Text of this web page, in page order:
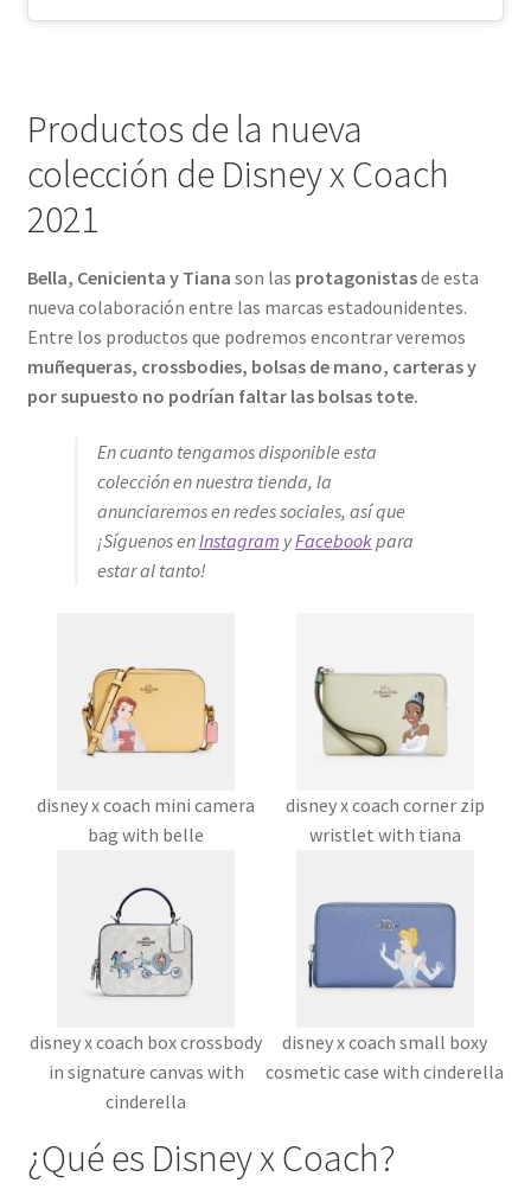
Productos de la nueva
colección de Disney x Coach
2021
Bella, Cenicienta y Tiana son las protagonistasde esta
nueva colaboración entre las marcas estadounidentes.
Entre los productos que podremos encontrar veremos
muñequeras, crossbodies, bolsas de mano, carteras y
por supuesto no podrían faltar las bolsas tote.
En cuanto tengamos disponible esta
colección en nuestra tienda, la
anunciaremos en redes sociales, así que
¡Síguenos enInstagram yFacebookpara
estar al tanto!
disney x coach mini camera
bag with belle
disney x coach corner zip
wristlet with tiana
disney x coach box crossbody
in signature canvas with
cinderella
disney x coach small boxy
cosmetic case with cinderella
¿Qué es Disney x Coach?